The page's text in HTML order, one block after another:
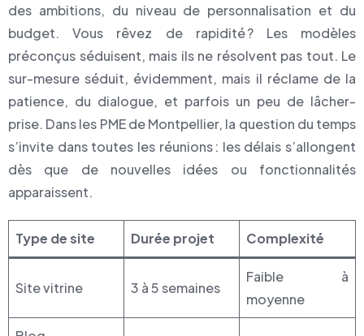
des ambitions, du niveau de personnalisation et du
budget. Vous rêvez de rapidité ? Les modèles
préconçus séduisent, mais ils ne résolvent pas tout. Le
sur-mesure séduit, évidemment, mais il réclame de la
patience, du dialogue, et parfois un peu de lâcher-
prise. Dans les PME de Montpellier, la question du temps
s’invite dans toutes les réunions : les délais s’allongent
dès que de nouvelles idées ou fonctionnalités
apparaissent.
Type de site Durée projet Complexité
Site vitrine 3 à 5 semaines
Faible à
moyenne